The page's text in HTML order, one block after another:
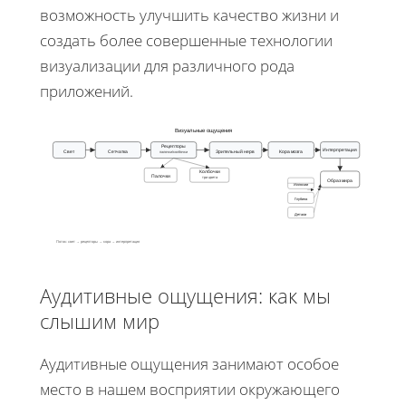
возможность улучшить качество жизни и
создать более совершенные технологии
визуализации для различного рода
приложений.
Свет Сетчатка
Рецепторы
палочки/колбочки
Палочки
Колбочки
три цвета
Зрительный нерв Кора мозга Интерпретация
Образ мира
Иллюзии
Глубина
Детали
Визуальные ощущения
Поток: свет → рецепторы → кора → интерпретация
Аудитивные ощущения: как мы
слышим мир
Аудитивные ощущения занимают особое
место в нашем восприятии окружающего